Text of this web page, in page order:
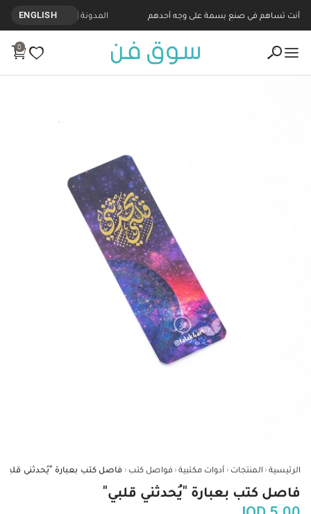
أنت تساهم في صنع بسمة على وجه أحدهم المدونة ENGLISH
0
الرئيسية ‹ المنتجات ‹ أدوات مكتبية ‹ فواصل كتب ‹ فاصل كتب بعبارة "يُحدثني قلبي"
فاصل كتب بعبارة "يُحدثني قلبي"